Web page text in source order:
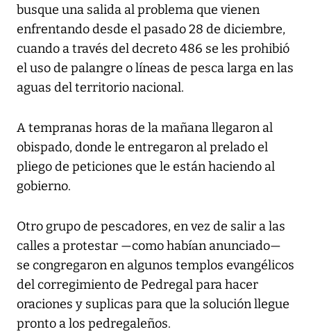
busque una salida al problema que vienen
enfrentando desde el pasado 28 de diciembre,
cuando a través del decreto 486 se les prohibió
el uso de palangre o líneas de pesca larga en las
aguas del territorio nacional.
A tempranas horas de la mañana llegaron al
obispado, donde le entregaron al prelado el
pliego de peticiones que le están haciendo al
gobierno.
Otro grupo de pescadores, en vez de salir a las
calles a protestar —como habían anunciado—
se congregaron en algunos templos evangélicos
del corregimiento de Pedregal para hacer
oraciones y suplicas para que la solución llegue
pronto a los pedregaleños.